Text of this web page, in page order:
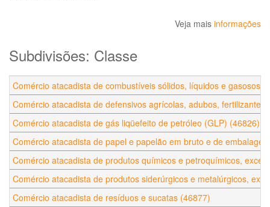
Veja mais informações
Subdivisões: Classe
Comércio atacadista de combustíveis sólidos, líquidos e gasosos,
Comércio atacadista de defensivos agrícolas, adubos,
Comércio atacadista de gás liqüefeito de petróleo (GLP) (46826)
Comércio atacadista de papel e papelão em bruto e de
Comércio atacadista de produtos químicos e petroquímicos,
Comércio atacadista de produtos siderúrgicos e metalúrgicos,
Comércio atacadista de resíduos e sucatas (46877)